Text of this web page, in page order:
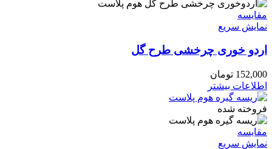
مقايسه
نمایش سریع
اردو خوری چرخشی طرح گل
152,000 تومان
اطلاعات بیشتر
فروخته شده
مقايسه
نمایش سریع